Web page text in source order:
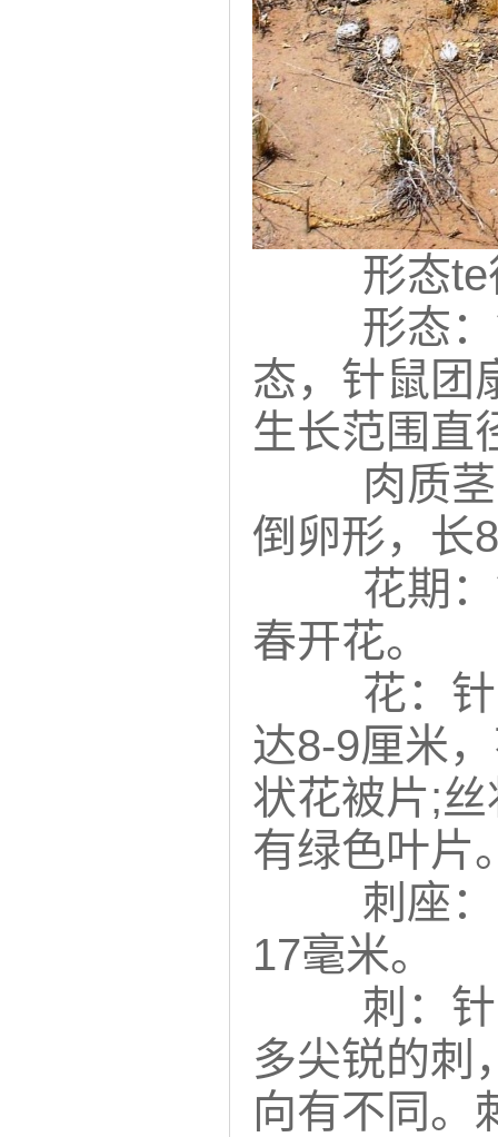
形态
形态
态，针鼠团
生长范围直
肉质
倒卵形，长
花期
春开花。
花：
达8-9厘米
状花被片;
有绿色叶片
刺座
17毫米。
刺：
多尖锐的刺
向有不同。